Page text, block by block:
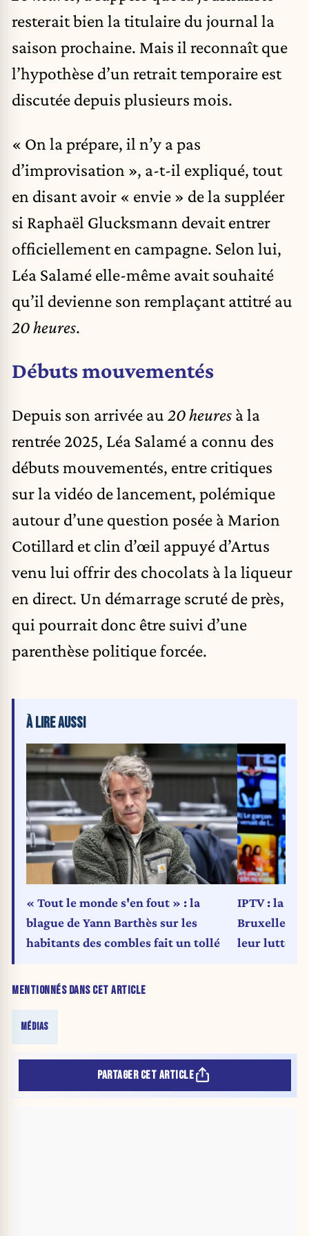
resterait bien la titulaire du journal la
saison prochaine. Mais il reconnaît que
l’hypothèse d’un retrait temporaire est
discutée depuis plusieurs mois.
« On la prépare, il n’y a pas
d’improvisation », a-t-il expliqué, tout
en disant avoir « envie » de la suppléer
si Raphaël Glucksmann devait entrer
officiellement en campagne. Selon lui,
Léa Salamé elle-même avait souhaité
qu’il devienne son remplaçant attitré au
20 heures.
Débuts mouvementés
Depuis son arrivée au 20 heures à la
rentrée 2025, Léa Salamé a connu des
débuts mouvementés, entre critiques
sur la vidéo de lancement, polémique
autour d’une question posée à Marion
Cotillard et clin d’œil appuyé d’Artus
venu lui offrir des chocolats à la liqueur
en direct. Un démarrage scruté de près,
qui pourrait donc être suivi d’une
parenthèse politique forcée.
MENTIONNÉS DANS CET ARTICLE
MÉDIAS
À LIRE AUSSI
« Tout le monde s'en fout » : la
blague de Yann Barthès sur les
habitants des combles fait un tollé
IPTV : la
Bruxelles et
leur lutte
PARTAGER CET ARTICLE